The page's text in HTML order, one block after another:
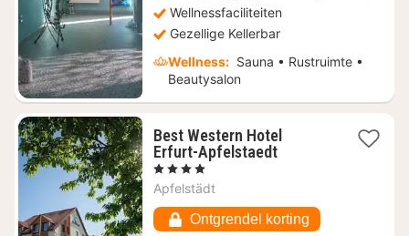
Wellnessfaciliteiten
Gezellige Kellerbar
Wellness: Sauna • Rustruimte •
Beautysalon
Best Western Hotel
Erfurt-Apfelstaedt1
73,21
, 4 Sterren
Apfelstädt
Ontgrendel korting